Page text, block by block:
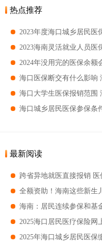
热点推荐
2024年没用完的医保余额
最新阅读
跨省异地就医直接报销
全额资助！海南这些新生
海南：居民连续参保和基